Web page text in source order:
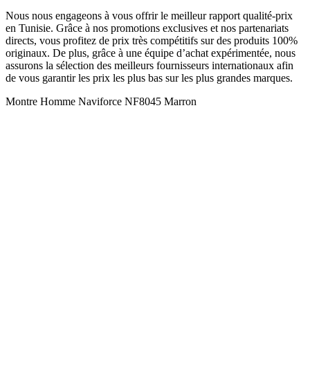
Nous nous engageons à vous offrir le meilleur rapport qualité-prix
en Tunisie. Grâce à nos promotions exclusives et nos partenariats
directs, vous profitez de prix très compétitifs sur des produits 100%
originaux. De plus, grâce à une équipe d’achat expérimentée, nous
assurons la sélection des meilleurs fournisseurs internationaux afin
de vous garantir les prix les plus bas sur les plus grandes marques.
Montre Homme Naviforce NF8045 Marron